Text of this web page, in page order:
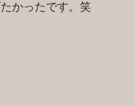
かったです。笑